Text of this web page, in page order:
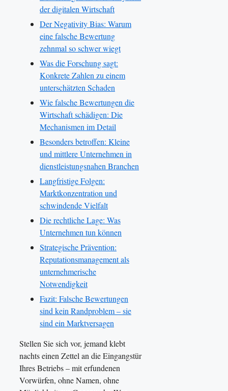
der digitalen Wirtschaft
Der Negativity Bias: Warum
eine falsche Bewertung
zehnmal so schwer wiegt
Was die Forschung sagt:
Konkrete Zahlen zu einem
unterschätzten Schaden
Wie falsche Bewertungen die
Wirtschaft schädigen: Die
Mechanismen im Detail
Besonders betroffen: Kleine
und mittlere Unternehmen in
dienstleistungsnahen Branchen
Langfristige Folgen:
Marktkonzentration und
schwindende Vielfalt
Die rechtliche Lage: Was
Unternehmen tun können
Strategische Prävention:
Reputationsmanagement als
unternehmerische
Notwendigkeit
Fazit: Falsche Bewertungen
sind kein Randproblem – sie
sind ein Marktversagen
Stellen Sie sich vor, jemand klebt
nachts einen Zettel an die Eingangstür
Ihres Betriebs – mit erfundenen
Vorwürfen, ohne Namen, ohne